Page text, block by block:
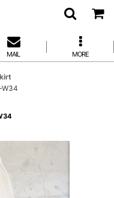
MAIL MORE